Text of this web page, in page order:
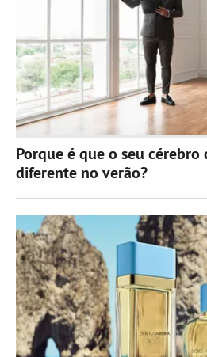
Porque é que o seu
diferente no verão?